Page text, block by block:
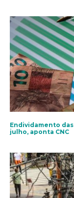
Endividamento
julho, aponta CNC